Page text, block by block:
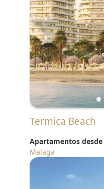
Termica Beach
Apartamentos desde
Malaga